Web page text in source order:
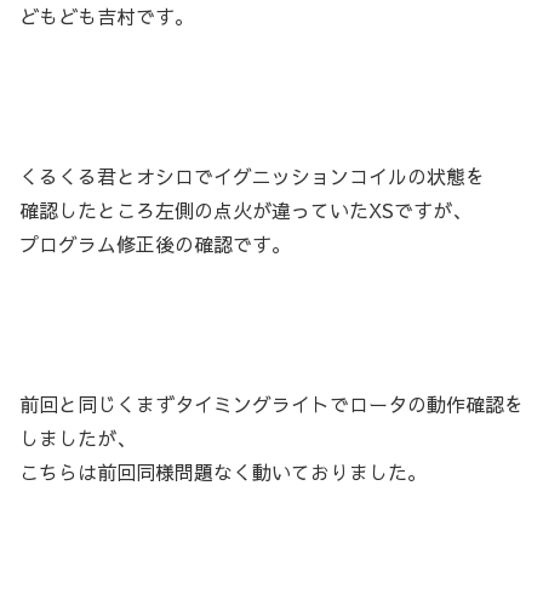
どもども吉村です。
くるくる君とオシロでイグニッションコイルの状態を
確認したところ左側の点火が違っていたXSですが、
プログラム修正後の確認です。
前回と同じくまずタイミングライトでロータの動作確認を
しましたが、
こちらは前回同様問題なく動いておりました。